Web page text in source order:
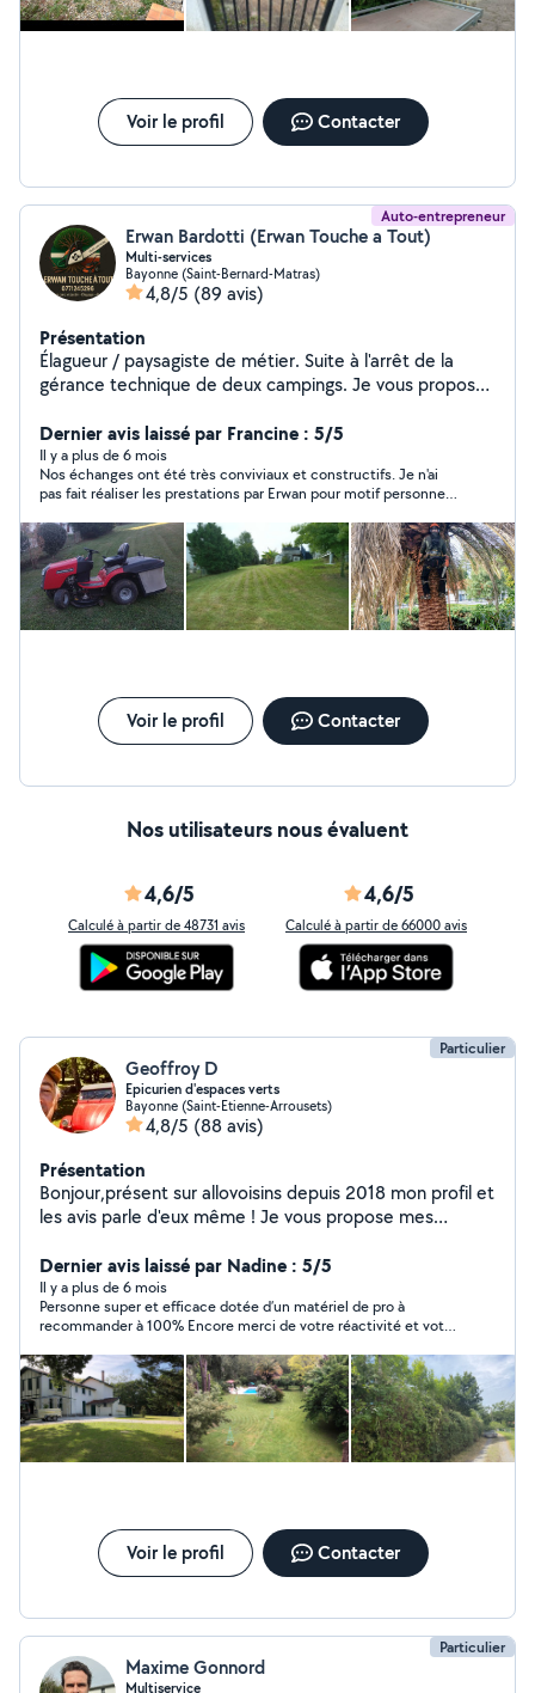
également équipé d'absolument tout les outils
souche ,rouleau à gazon,ect...) Pour tout information
complémentaire N'hésitez à me contacter. Devis et
déplacement gratuit Bonne journée ! N'hésite pas à
Voir le profil Contacter
Auto-entrepreneur
Erwan Bardotti (Erwan Touche a Tout)
Multi-services
Bayonne (Saint-Bernard-Matras)
4,8/5 (89 avis)
Présentation
Élagueur / paysagiste de métier. Suite à l'arrêt de la
gérance technique de deux campings. Je vous propose
rendre service dans la limite du raisonnable
évidemment. N'hésitez pas à me contacter, mon
numéro est accessible sur mon profil. Pensez à bien
vérifier la catégorie de vos demandes, si elle n'est pas
en adéquation je ne peux répondre à vos contacts.
Multi-services et espaces verts.
Dernier avis laissé par Francine : 5/5
Il y a plus de 6 mois
Nos échanges ont été très conviviaux et constructifs. Je n'ai
pas fait réaliser les prestations par Erwan pour motif personnel
très professionnelle. Je recommande vivement
Voir le profil Contacter
Nos utilisateurs nous évaluent
4,6/5
Calculé à partir de 48731 avis
4,6/5
Calculé à partir de 66000 avis
Particulier
Geoffroy D
Epicurien d'espaces verts
Bayonne (Saint-Etienne-Arrousets)
4,8/5 (88 avis)
Présentation
Bonjour,présent sur allovoisins depuis 2018 mon profil et
les avis parle d'eux même ! Je vous propose mes
motivé et passionné par le travail bien fait, je mets un
point d'honneur à laisser chaque chantier propre et
soigné. Mes prestations : Tonte de pelouse
Débroussaillage Taille de haies Plantation Petit élagage
Nettoyage haute pression (terrasses, Allée, mur)
Enlèvement déchets verts et divers encombrants . Mes
engagements : Travail propre et soigné Respect des
délais Matériel adapté Satisfaction client avant tout
Que ce soit pour un entretien régulier ou une remise en
ou devis gratuits. J'accepte le CESU et éligible au
Crédits d'impôt si besoin Cordialement Geoffroy
Dernier avis laissé par Nadine : 5/5
Il y a plus de 6 mois
Personne super et efficace dotée d’un matériel de pro à
recommander à 100% Encore merci de votre réactivité et votre
Voir le profil Contacter
Particulier
Maxime Gonnord
Multiservice